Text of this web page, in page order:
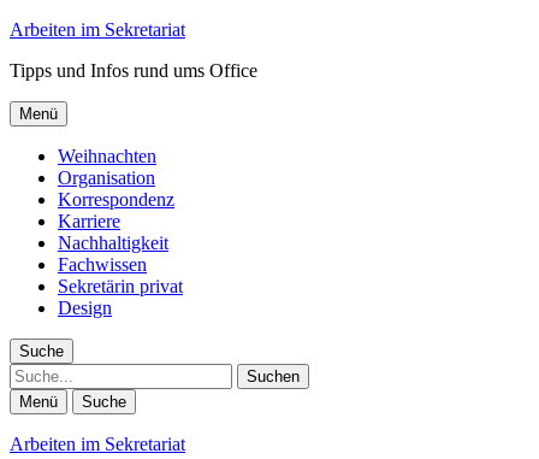
Arbeiten im Sekretariat
Tipps und Infos rund ums Office
Menü
Weihnachten
Organisation
Korrespondenz
Karriere
Nachhaltigkeit
Fachwissen
Sekretärin privat
Design
Suche
Suche
Menü Suche
Arbeiten im Sekretariat